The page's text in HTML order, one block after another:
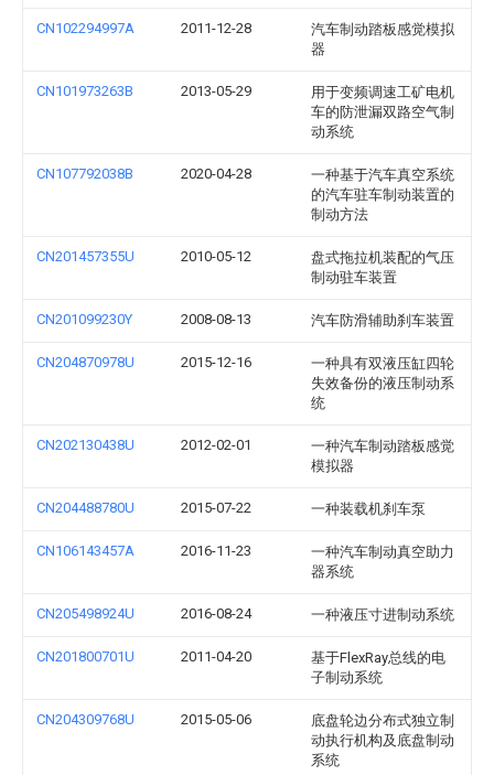
CN102294997A 2011-12-28
汽车制动踏板感觉模拟
器
CN101973263B 2013-05-29
用于变频调速工矿电机
车的防泄漏双路空气制
动系统
CN107792038B 2020-04-28
一种基于汽车真空系统
的汽车驻车制动装置的
制动方法
CN201457355U 2010-05-12
盘式拖拉机装配的气压
制动驻车装置
CN201099230Y 2008-08-13 汽车防滑辅助刹车装置
CN204870978U 2015-12-16
一种具有双液压缸四轮
失效备份的液压制动系
统
CN202130438U 2012-02-01
一种汽车制动踏板感觉
模拟器
CN204488780U 2015-07-22 一种装载机刹车泵
CN106143457A 2016-11-23
一种汽车制动真空助力
器系统
CN205498924U 2016-08-24 一种液压寸进制动系统
CN201800701U 2011-04-20
基于FlexRay总线的电
子制动系统
CN204309768U 2015-05-06
底盘轮边分布式独立制
动执行机构及底盘制动
系统